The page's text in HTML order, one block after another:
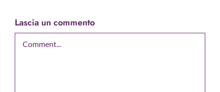
Lascia un commento